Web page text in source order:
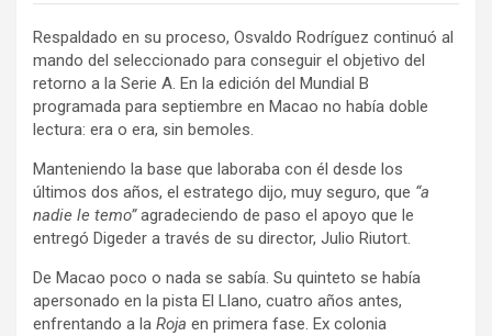
Respaldado en su proceso, Osvaldo Rodríguez continuó al
mando del seleccionado para conseguir el objetivo del
retorno a la Serie A. En la edición del Mundial B
programada para septiembre en Macao no había doble
lectura: era o era, sin bemoles.
Manteniendo la base que laboraba con él desde los
últimos dos años, el estratego dijo, muy seguro, que “a
nadie le temo”agradeciendo de paso el apoyo que le
entregó Digeder a través de su director, Julio Riutort.
De Macao poco o nada se sabía. Su quinteto se había
apersonado en la pista El Llano, cuatro años antes,
enfrentando a la Roja en primera fase. Ex colonia